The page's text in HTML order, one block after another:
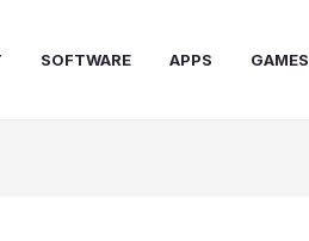
SOFTWARE APPS GAMES